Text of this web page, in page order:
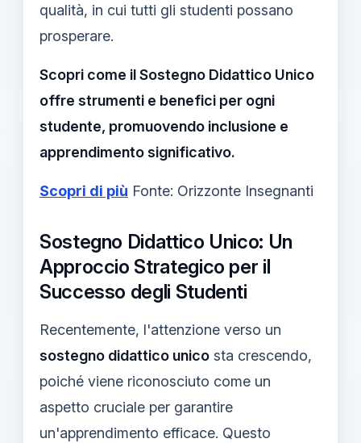
qualità, in cui tutti gli studenti possano
prosperare.
Scopri come il Sostegno Didattico Unico
offre strumenti e benefici per ogni
studente, promuovendo inclusione e
apprendimento significativo.
Scopri di più Fonte: Orizzonte Insegnanti
Sostegno Didattico Unico: Un
Approccio Strategico per il
Successo degli Studenti
Recentemente, l'attenzione verso un
sostegno didattico unico sta crescendo,
poiché viene riconosciuto come un
aspetto cruciale per garantire
un'apprendimento efficace. Questo